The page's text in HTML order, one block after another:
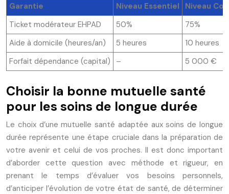
Garantie Niveau Essentiel
Niveau
Ticket modérateur EHPAD
50%
75%
Aide à domicile (heures/an)
5 heures
10 heures
Forfait dépendance (capital)
– 5 000 €
Choisir la bonne mutuelle santé
pour les soins de longue durée
Le choix d’une mutuelle santé adaptée aux soins de longue
durée représente une étape cruciale dans la préparation de
votre avenir et celui de vos proches. Il est donc important
d’aborder cette question avec méthode et rigueur, en
prenant le temps d’évaluer vos besoins personnels,
d’anticiper l’évolution de votre état de santé, de déterminer